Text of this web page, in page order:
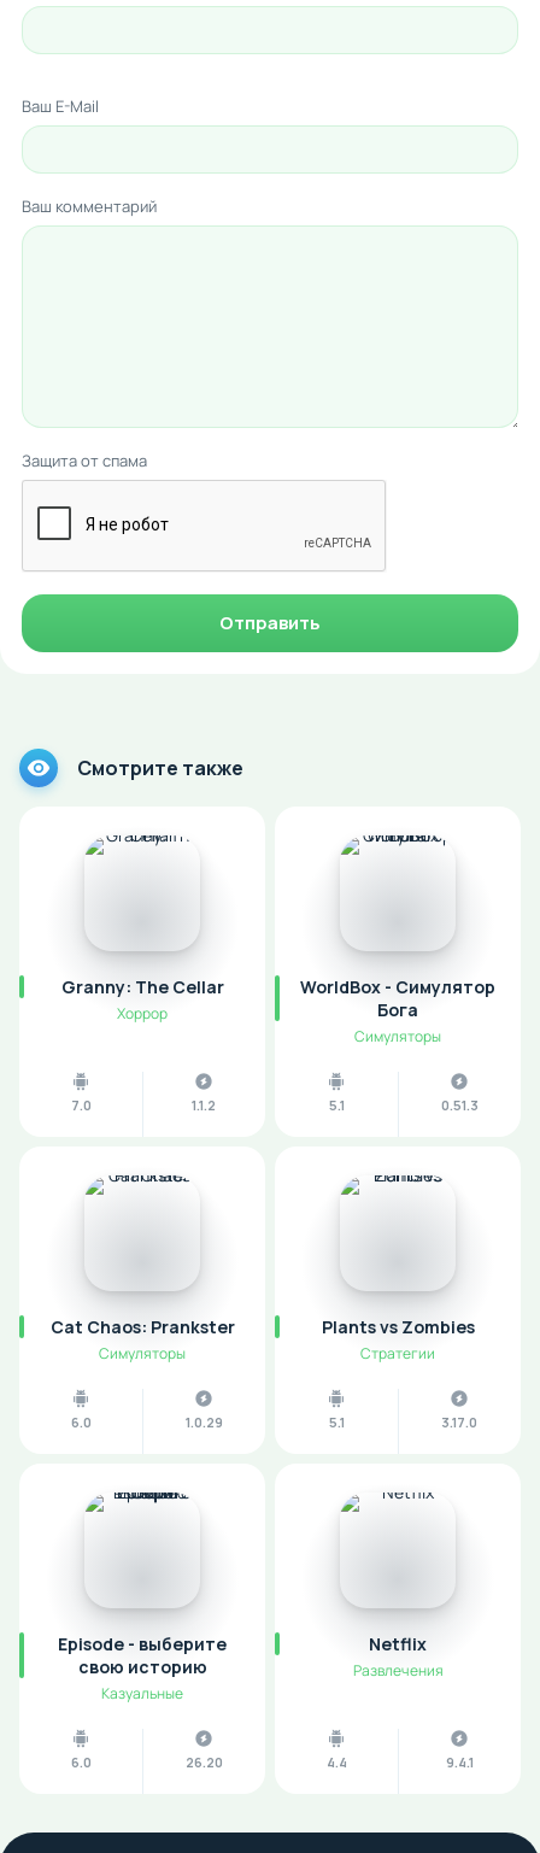
Ваш E-Mail
Ваш комментарий
Защита от спама
Отправить
Смотрите также
Granny: The Cellar
Хоррор
7.0 1.1.2
WorldBox - Симулятор
Бога
Симуляторы
5.1 0.51.3
Cat Chaos: Prankster
Симуляторы
6.0 1.0.29
Plants vs Zombies
Стратегии
5.1 3.17.0
Episode - выберите
cвою историю
Казуальные
6.0 26.20
Netflix
Развлечения
4.4 9.4.1